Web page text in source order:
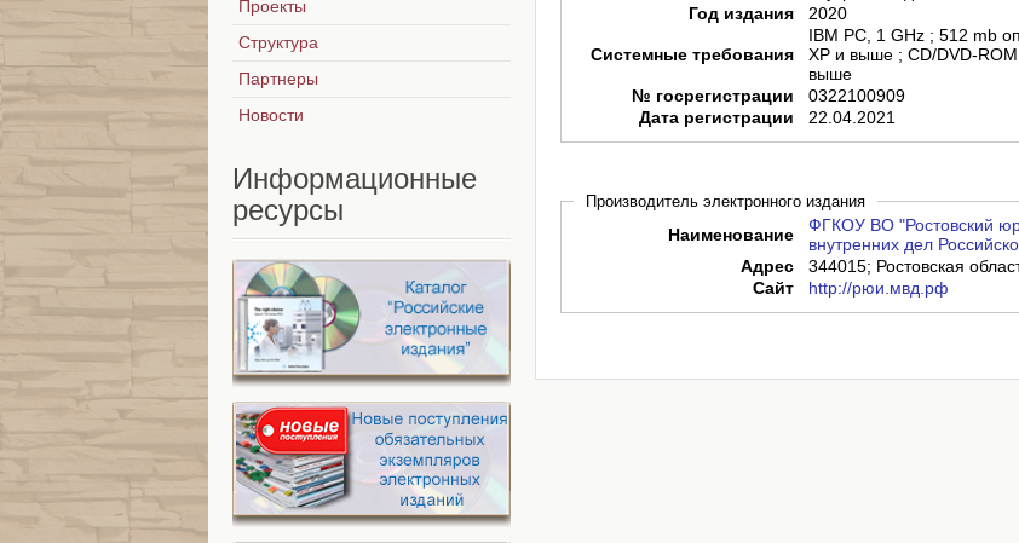
Год издания
2020
Системные требования
IBM PC, 1 GHz ; 512 mb
XP и выше ; CD/DVD-
выше
№ госрегистрации
0322100909
Дата регистрации
22.04.2021
Производитель электронного издания
Наименование
ФГКОУ ВО "Ростовский
внутренних дел
Адрес
344015; Ростовская
Сайт
http://рюи.мвд.рф
Проекты
Структура
Партнеры
Новости
Информационные
ресурсы